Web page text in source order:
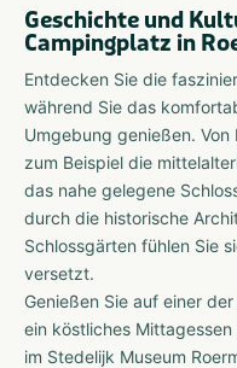
Geschichte und
Campingplatz in
Entdecken Sie die
während Sie das
Umgebung genießen.
zum Beispiel die
das nahe gelegene
durch die historische
Schlossgärten fühlen Sie
versetzt.
Genießen Sie auf einer
ein köstliches
im Stedelijk Museum